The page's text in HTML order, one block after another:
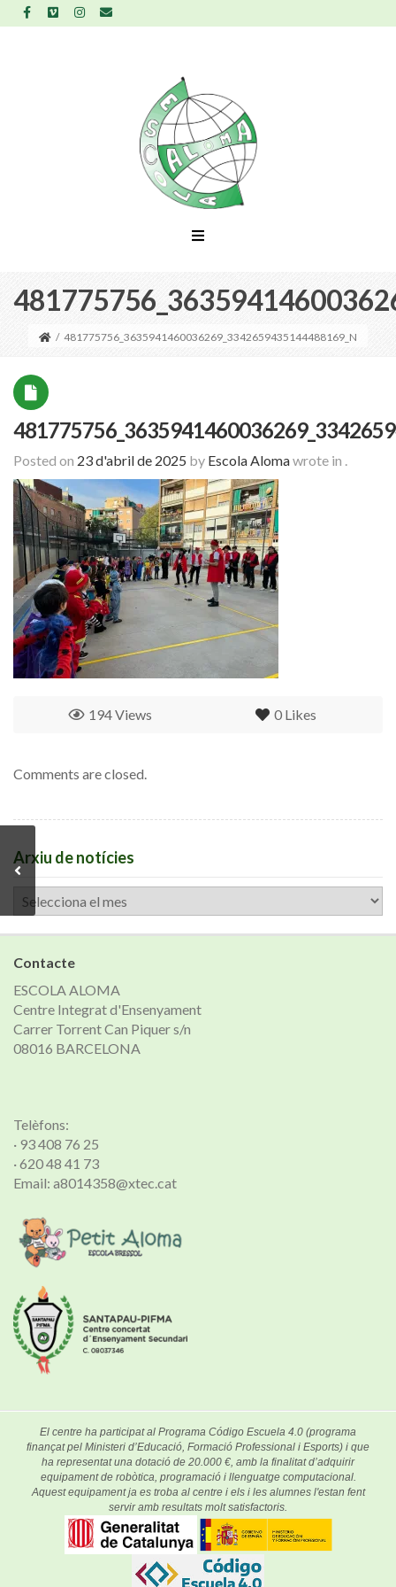
/ 481775756_3635941460036269_3342659435144488169_N
Posted on 23 d'abril de 2025 by Escola Alomawrote in .
0 Likes
194 Views
Comments are closed.
Arxiu de notícies
Arxiu
de
notícies
Contacte
ESCOLA ALOMA
Centre Integrat d'Ensenyament
Carrer Torrent Can Piquer s/n
08016 BARCELONA
Telèfons:
· 93 408 76 25
· 620 48 41 73
Email: a8014358@xtec.cat
El centre ha participat al Programa Código Escuela 4.0 (programa
finançat pel Ministeri d’Educació, Formació Professional i Esports) i que
ha representat una dotació de 20.000 €, amb la finalitat d’adquirir
equipament de robòtica, programació i llenguatge computacional.
Aquest equipament ja es troba al centre i els i les alumnes l'estan fent
servir amb resultats molt satisfactoris.